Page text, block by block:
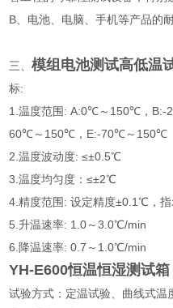
B、电池、电脑、手机等产品的
三、模组电池测试高低温
标:
1.温度范围: A:0℃～150℃，
60℃～150℃，E:-70℃～150℃
2.温度波动度: ≤±0.5℃
3.温度均匀度：≤±2℃
4.精度范围: 设定精度±0.1℃，
5.升温速率: 1.0～3.0℃/min
6.降温速率: 0.7～1.0℃/min
YH-E600恒温恒湿测试箱
试验方式：定温试验、曲线式温